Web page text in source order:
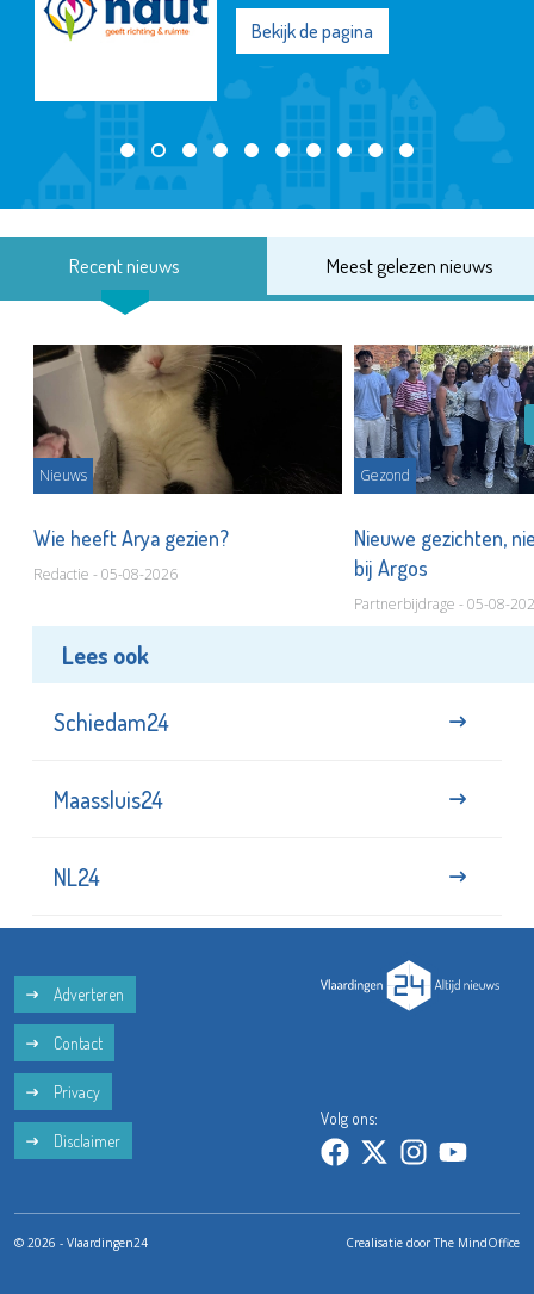
Bekijk de pagina
Recent nieuws Meest gelezen nieuws
Nieuws
Wie heeft Arya gezien?
Redactie - 05-08-2026
Gezond
Nieuwe gezichten,
bij Argos
Partnerbijdrage - 05-08-
Lees ook
Schiedam24
Maassluis24
NL24
Adverteren
Contact
Privacy
Disclaimer
Volg ons:
© 2026 - Vlaardingen24 Crealisatie doorThe MindOffice